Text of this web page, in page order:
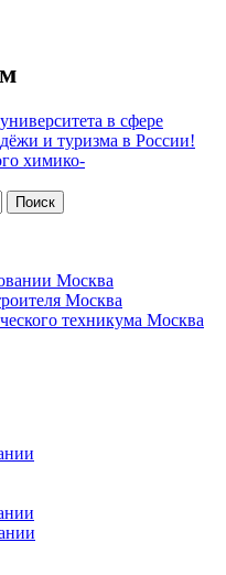
в сфере
и туризма в России!
химико-
Москва
Москва
техникума Москва